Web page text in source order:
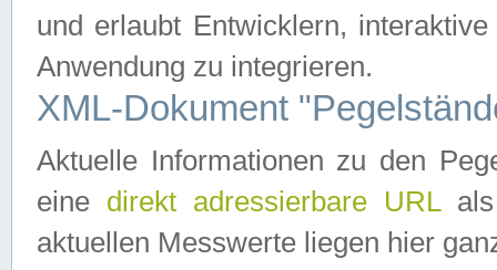
und erlaubt Entwicklern,
Anwendung zu integrieren.
XML-Dokument
Aktuelle Informationen zu den
eine direkt adressierbare URLals
aktuellen Messwerte liegen hier